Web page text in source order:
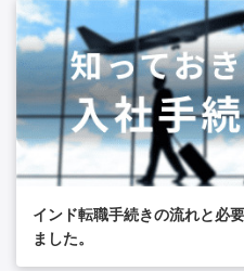
インド転職手続きの流れと必
ました。